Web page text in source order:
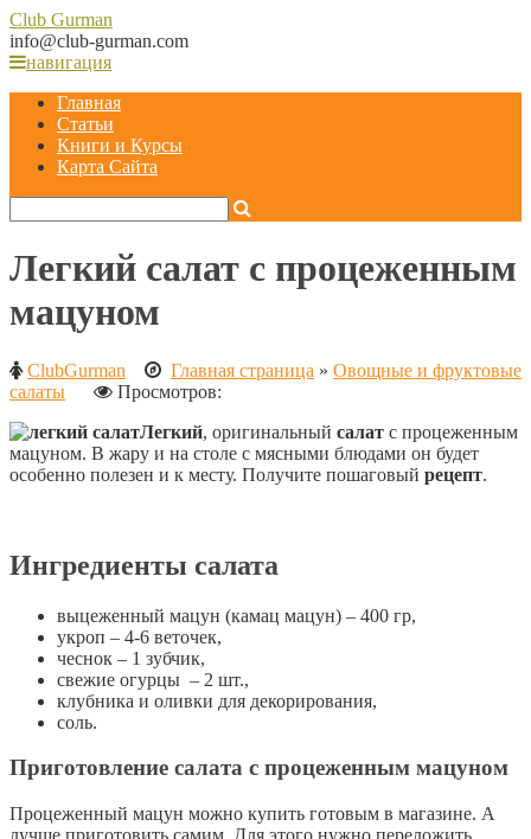
Club Gurman
info@club-gurman.com
навигация
Главная
Статьи
Книги и Курсы
Карта Сайта
Легкий салат с процеженным
мацуном
ClubGurman Главная страница » Овощные и фруктовые
салаты
Просмотров:
Легкий, оригинальный салат с процеженным
мацуном. В жару и на столе с мясными блюдами он будет
особенно полезен и к месту. Получите пошаговый рецепт.
Ингредиенты салата
выцеженный мацун (камац мацун) – 400 гр,
укроп – 4-6 веточек,
чеснок – 1 зубчик,
свежие огурцы – 2 шт.,
клубника и оливки для декорирования,
соль.
Приготовление салата с процеженным мацуном
Процеженный мацун можно купить готовым в магазине. А